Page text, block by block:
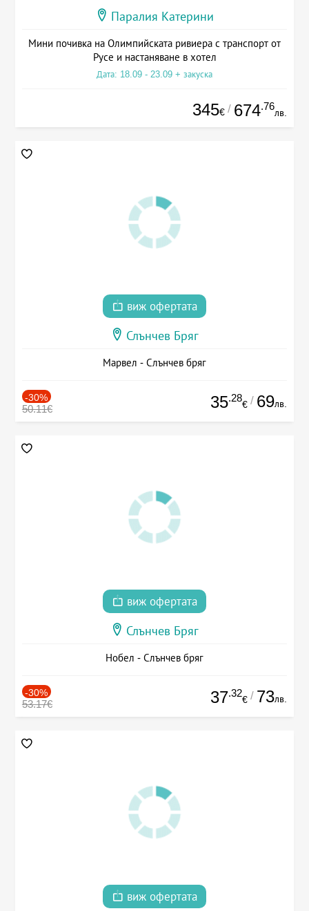
Паралия Катерини
Мини почивка на Олимпийската ривиера с транспорт от
Русе и настаняване в хотел
Дата: 18.09 - 23.09 + закуска
345€ / 674.76
лв.
виж офертата
Слънчев Бряг
Марвел - Слънчев бряг
-30%
50.11€ 35.28
€ / 69лв.
виж офертата
Слънчев Бряг
Нобел - Слънчев бряг
-30%
53.17€ 37.32
€ / 73лв.
виж офертата